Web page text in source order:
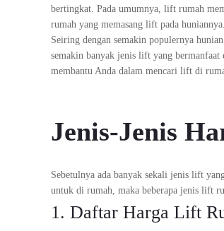
bertingkat. Pada umumnya, lift rumah
rumah yang memasang lift pada huniannya.
Seiring dengan semakin populernya
semakin banyak jenis lift yang
membantu Anda dalam mencari lift di
Jenis-Jenis
Sebetulnya ada banyak sekali jenis lift
untuk di rumah, maka beberapa jenis lift
1. Daftar Harga Lift